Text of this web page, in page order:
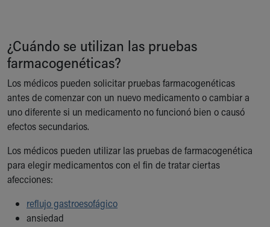
¿Cuándo se utilizan las pruebas
farmacogenéticas?
Los médicos pueden solicitar pruebas farmacogenéticas
antes de comenzar con un nuevo medicamento o cambiar a
uno diferente si un medicamento no funcionó bien o causó
efectos secundarios.
Los médicos pueden utilizar las pruebas de farmacogenética
para elegir medicamentos con el fin de tratar ciertas
afecciones:
reflujo gastroesofágico
ansiedad